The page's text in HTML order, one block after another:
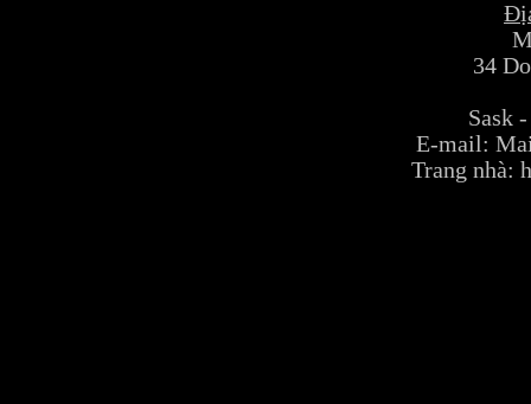
34
Sask
E-mail:
Trang nhà: